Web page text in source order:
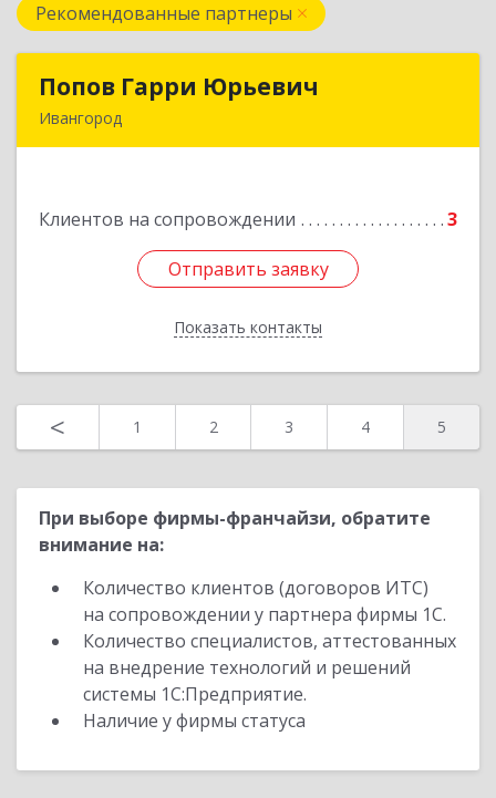
Рекомендованные партнеры
Попов Гарри Юрьевич
Ивангород
Клиентов на сопровождении 3
Отправить заявку
Показать контакты
Попов Гарри Юрьевич
Отправить заявку
Назад
< 1 2 3 4 5
При выборе фирмы-франчайзи, обратите
внимание на:
Количество клиентов (договоров ИТС)
на сопровождении у партнера фирмы 1С.
Количество специалистов, аттестованных
на внедрение технологий и решений
системы 1С:Предприятие.
Наличие у фирмы статуса